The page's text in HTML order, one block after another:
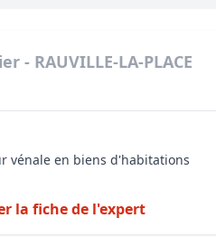
Local d’Urbanisme (PLU)
Expertise pré-
- RAUVILLE-LA-PLACE
vénale en biens d'habitations
la fiche de l'expert